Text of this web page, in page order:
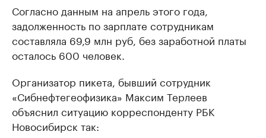
Согласно данным на апрель этого года,
задолженность по зарплате сотрудникам
составляла 69,9 млн руб, без заработной платы
осталось 600 человек.
Организатор пикета, бывший сотрудник
«Сибнефтегеофизика» Максим Терлеев
объяснил ситуацию корреспонденту РБК
Новосибирск так: